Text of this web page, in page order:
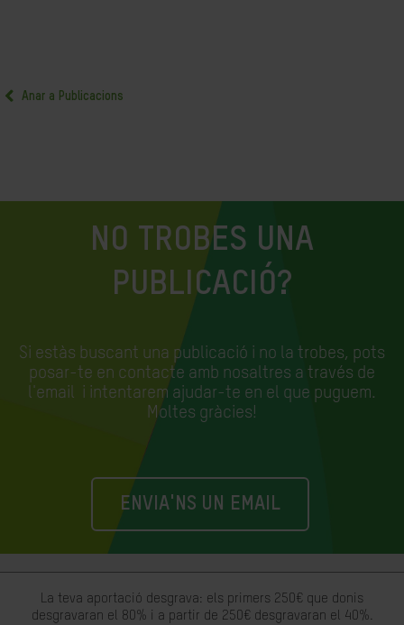
Anar a Publicacions
NO TROBES UNA
PUBLICACIÓ?
Si estàs buscant una publicació i no la trobes, pots
posar-te en contacte amb nosaltres a través de
l'email i intentarem ajudar-te en el que puguem.
Moltes gràcies!
ENVIA'NS UN EMAIL
La teva aportació desgrava: els primers 250€ que donis
desgravaran el 80% i a partir de 250€ desgravaran el 40%.